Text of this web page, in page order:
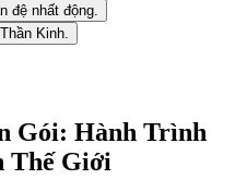
đệ nhất động.
Kinh.
Gói: Hành Trình
Thế Giới